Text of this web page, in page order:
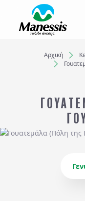
Αναχωρήσεις από..
ΑΤΟΜΙΚΑ - TAILOR
ΣΧΟΛΙΚΕΣ
ΓΑΜΗΛΙΟ ΤΑΞΙΔΙ
Αρχική